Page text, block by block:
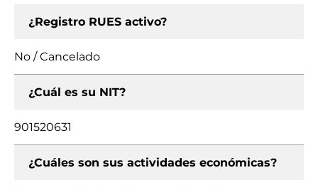
¿Registro RUES activo?
No / Cancelado
¿Cuál es su NIT?
901520631
¿Cuáles son sus actividades económicas?